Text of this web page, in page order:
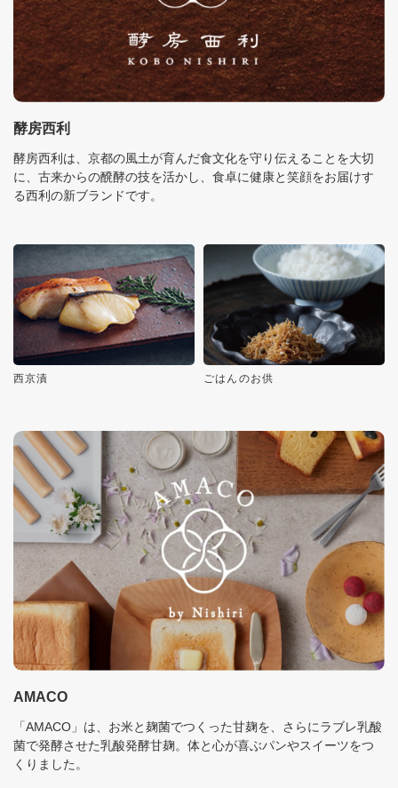
酵房西利
酵房西利は、京都の風土が育んだ食文化を守り伝えることを大切
に、古来からの醗酵の技を活かし、食卓に健康と笑顔をお届けす
る西利の新ブランドです。
西京漬 ごはんのお供
AMACO
「AMACO」は、お米と麹菌でつくった甘麹を、さらにラブレ乳酸
菌で発酵させた乳酸発酵甘麹。体と心が喜ぶパンやスイーツをつ
くりました。